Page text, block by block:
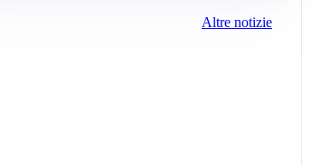
Altre notizie